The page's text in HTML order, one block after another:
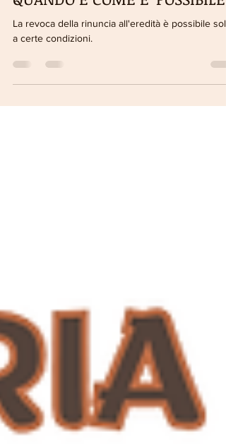
revoca rinuncia a eredità:
QUANDO E COME E' POSSIBILE